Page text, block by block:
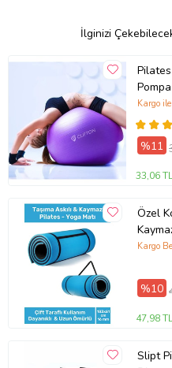
İlginizi
Kargo
%11
33,06
Özel
Yoga
Kargo
%10
47,98
Slipt